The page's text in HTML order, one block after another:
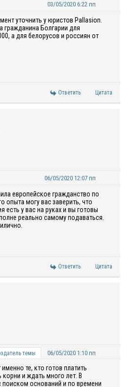
03/05/2020 6:22 пп
уточнить у юристов Pallasion.
гражданина Болгарии для
а для белорусов и россиян от
Ответить Цитата
06/05/2020 12:07 пп
европейское гражданство по
опыта могу вас заверить, что
есть у вас на руках и вы готовы
реально самому подаваться.
Ответить Цитата
темы 06/05/2020 1:10 пп
те, кто готов платить
корни и ждать много лет. В
оснований и по времени